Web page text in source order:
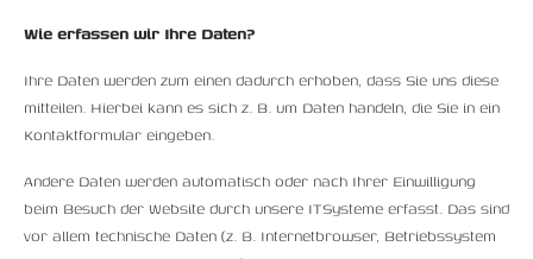
Wie erfassen wir Ihre Daten?
Ihre Daten werden zum einen dadurch erhoben, dass Sie uns diese
mitteilen. Hierbei kann es sich z. B. um Daten handeln, die Sie in ein
Kontaktformular eingeben.
Andere Daten werden automatisch oder nach Ihrer Einwilligung
beim Besuch der Website durch unsere ITSysteme erfasst. Das sind
vor allem technische Daten (z. B. Internetbrowser, Betriebssystem